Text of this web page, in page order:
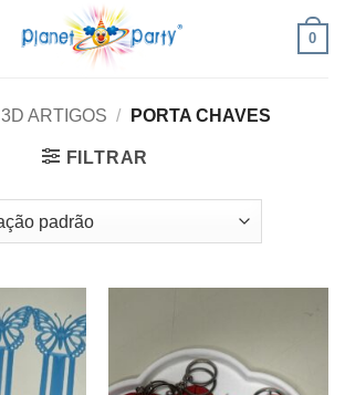
0
3D ARTIGOS / PORTA CHAVES
FILTRAR